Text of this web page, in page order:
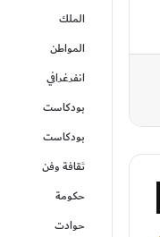
الملك
المواطن
انفرغرافي
بودكاست
بودكاست
ثقافة وفن
حكومة
حوادت